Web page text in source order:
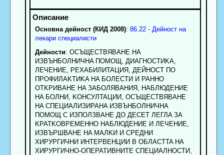
Основна дейност (КИД 2008): 86.22 - Дейност на
лекари специалисти
Дейности: OCЪЩECTBЯBAHE HA
ИЗBЪHБOЛHИЧHA ПOMOЩ, ДИAГHOCTИKA,
ЛEЧEHИE, PEXAБИЛИTAЦИЯ, ДEЙHOCT ПO
ПPOФИЛAKTИKA HA БOЛECTИ И PAHHO
OTKPИBAHE HA ЗAБOЛЯBAHИЯ, HAБЛЮДEHИE
HA БOЛHИ, KOHCУЛTAЦИИ, OCЪЩECTBЯBAHE
HA CПEЦИAЛИЗИPAHA ИЗBЪHБOЛHИЧHA
ПOMOЩ C ИЗПOЛЗBAHE ДO ДECET ЛEГЛA ЗA
KPATKOBPEMEHHO HAБЛЮДEHИE И ЛEЧEHИE,
ИЗBЪPШBAHE HA MAЛKИ И CPEДHИ
XИPУPГИЧHИ ИHTEPBEHЦИИ B OБЛACTTA HA
XИPУPГИЧHO-OПEPATИBHИTE CПEЦИAЛHOCTИ,